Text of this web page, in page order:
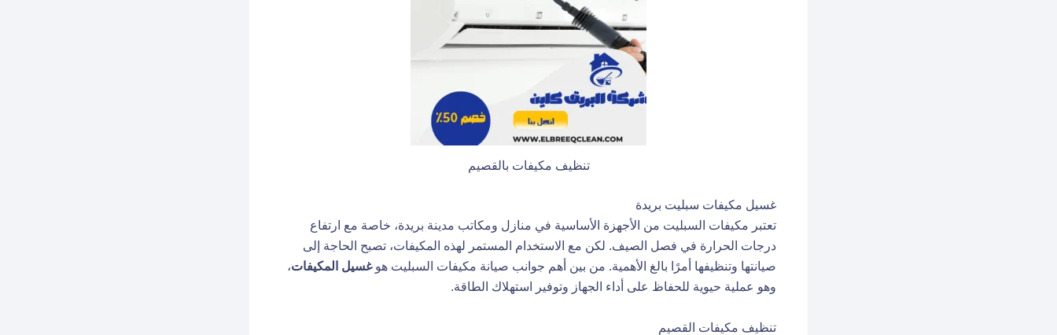
تنظيف مكيفات بالقصيم
غسيل مكيفات سبليت بريدة
تعتبر مكيفات السبليت من الأجهزة الأساسية في منازل ومكاتب مدينة بريدة، خاصة مع ارتفاع
درجات الحرارة في فصل الصيف. لكن مع الاستخدام المستمر لهذه المكيفات، تصبح الحاجة إلى
صيانتها وتنظيفها أمرًا بالغ الأهمية. من بين أهم جوانب صيانة مكيفات السبليت هوغسيل المكيفات،
وهو عملية حيوية للحفاظ على أداء الجهاز وتوفير استهلاك الطاقة.
تنظيف مكيفات القصيم